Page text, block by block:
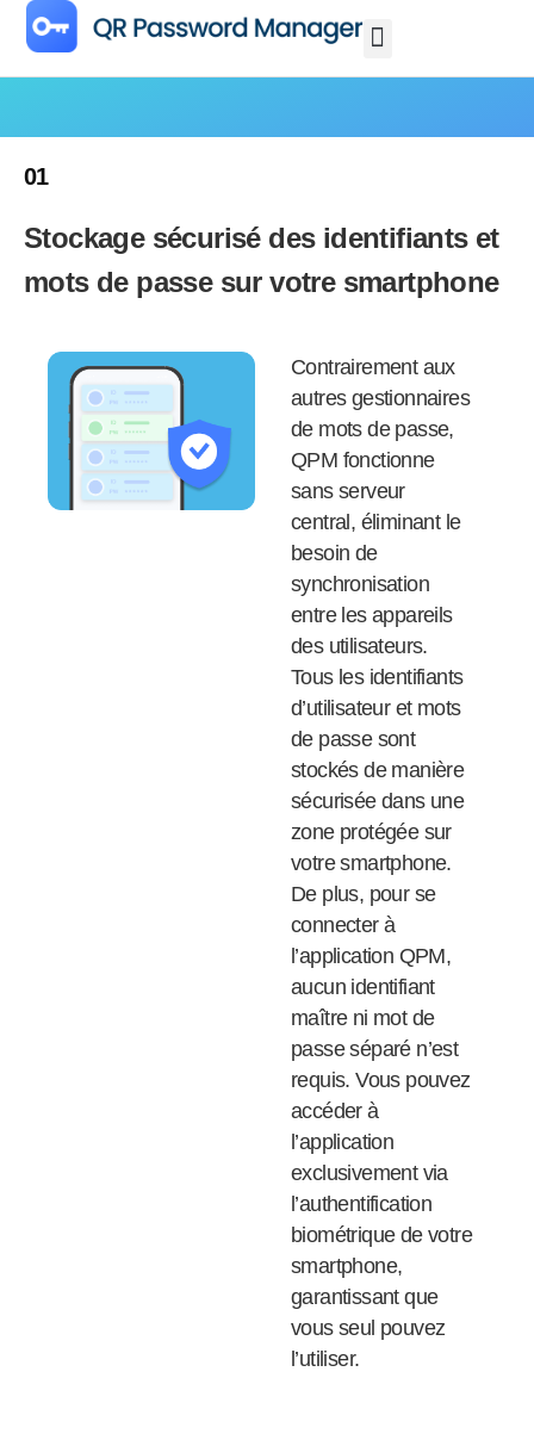
01
Stockage sécurisé des identifiants et
mots de passe sur votre smartphone
Contrairement aux
autres gestionnaires
de mots de passe,
QPM fonctionne
sans serveur
central, éliminant le
besoin de
synchronisation
entre les appareils
des utilisateurs.
Tous les identifiants
d’utilisateur et mots
de passe sont
stockés de manière
sécurisée dans une
zone protégée sur
votre smartphone.
De plus, pour se
connecter à
l’application QPM,
aucun identifiant
maître ni mot de
passe séparé n’est
requis. Vous pouvez
accéder à
l’application
exclusivement via
l’authentification
biométrique de votre
smartphone,
garantissant que
vous seul pouvez
l’utiliser.